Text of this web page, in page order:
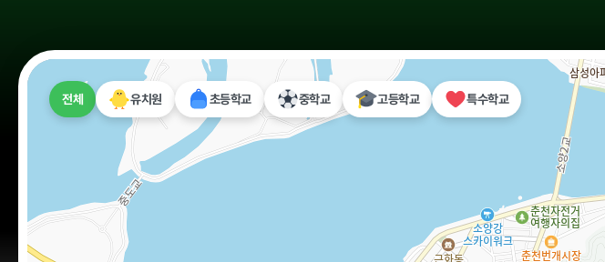
임직원 친인척 현황
인건비 예산 및 집행현황
기관장 성과계약 달성정도
감사결과 조치요구사항
정보목록
안전보건관리
전체 유치원 초등학교 중학교 고등학교 특수학교